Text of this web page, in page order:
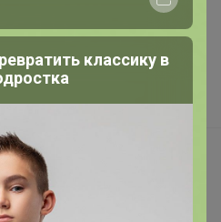
ok
для ваших изображений
чисел
классику в